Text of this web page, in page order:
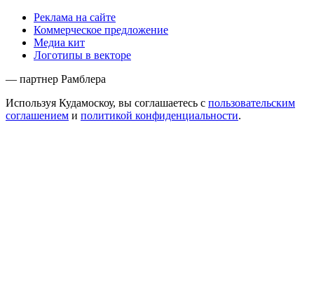
Реклама на сайте
Коммерческое предложение
Медиа кит
Логотипы в векторе
— партнер Рамблера
Используя Кудамоскоу, вы соглашаетесь с пользовательским
соглашением и политикой конфиденциальности.